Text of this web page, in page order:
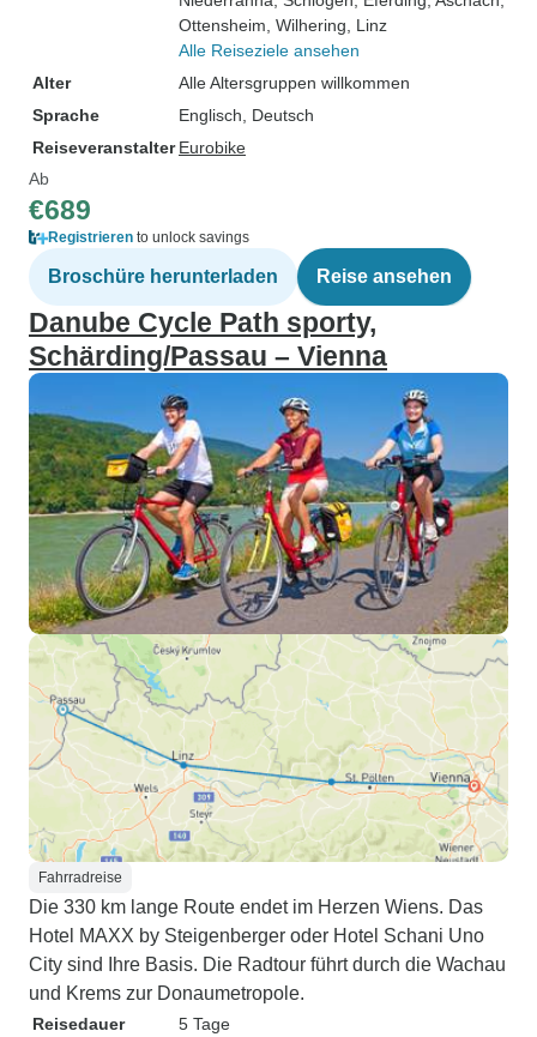
Ottensheim , Wilhering , Linz
Alle Reiseziele ansehen
Alter
Alle Altersgruppen willkommen
Sprache
Englisch, Deutsch
Reiseveranstalter Eurobike
Ab
€689
Registrieren to unlock savings
Broschüre herunterladen Reise ansehen
Danube Cycle Path sporty,
Schärding/Passau – Vienna
Fahrradreise
Die 330 km lange Route endet im Herzen Wiens. Das
Hotel MAXX by Steigenberger oder Hotel Schani Uno
City sind Ihre Basis. Die Radtour führt durch die Wachau
und Krems zur Donaumetropole.
Reisedauer
5 Tage